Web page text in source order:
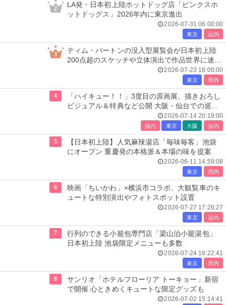
2
LA発・日本初上陸ホットドッグ店「ピンクスホ
ットドッグス」2026年内に東京進出
2026-07-31 06:00:00
東京 国内
3
ティム・バートンの没入型展覧会が日本初上陸
200点超のスケッチや立体演出で作品世界に迷い
2026-07-23 18:00:00
東京 国内
4
「ハイキュー！！」3度目の原画展、描きおろし
ビジュアル＆特典など公開 大阪・仙台での巡回
2026-07-14 20:19:00
国内 東京 大阪 国内
5
【日本初上陸】人気麻辣湯店「毎味毎客」池袋
にオープン 重慶発の本格派＆本場の味を提案
2026-06-11 14:59:08
東京 国内
6
映画「ちいかわ」×横浜市コラボ、大観覧車のキ
ュートな特別演出やフォトスポット設置
2026-07-27 17:26:27
東京 国内
7
行列のできる小籠包専門店「梁山泊小籠湯包」
日本初上陸 池袋限定メニューも多数
2026-07-24 18:22:41
東京 国内
8
サンリオ「ホテルフローリア トーキョー」新宿
で開催 心ときめくキュートな限定グッズも
2026-07-02 15:14:41